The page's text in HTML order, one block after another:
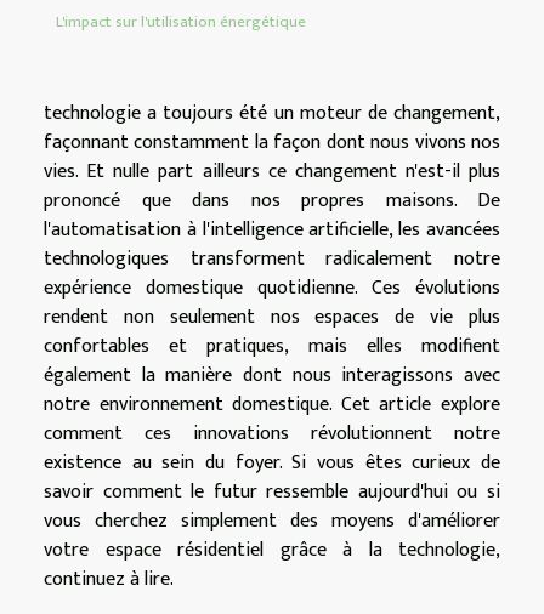
L'impact sur l'utilisation énergétique
technologie a toujours été un moteur de changement,
façonnant constamment la façon dont nous vivons nos
vies. Et nulle part ailleurs ce changement n'est-il plus
prononcé que dans nos propres maisons. De
l'automatisation à l'intelligence artificielle, les avancées
technologiques transforment radicalement notre
expérience domestique quotidienne. Ces évolutions
rendent non seulement nos espaces de vie plus
confortables et pratiques, mais elles modifient
également la manière dont nous interagissons avec
notre environnement domestique. Cet article explore
comment ces innovations révolutionnent notre
existence au sein du foyer. Si vous êtes curieux de
savoir comment le futur ressemble aujourd'hui ou si
vous cherchez simplement des moyens d'améliorer
votre espace résidentiel grâce à la technologie,
continuez à lire.